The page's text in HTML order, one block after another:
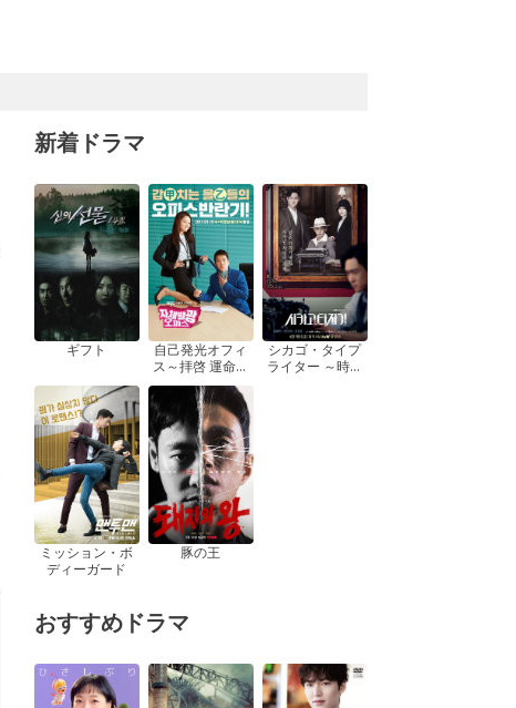
新着ドラマ
ギフト
自己発光オフィ
ス～拝啓 運命の
女神さま! ～
シカゴ・タイプ
ライター ～時を
ミッション・ボ
ディーガード
豚の王
おすすめドラマ